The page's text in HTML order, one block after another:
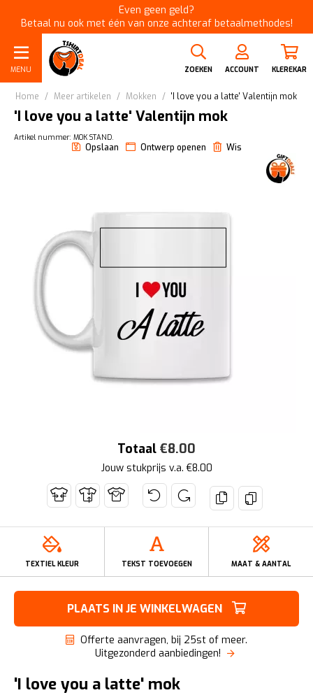
Even geen geld?
Betaal nu ook met één van onze achteraf betaalmethodes!
MENU ZOEKEN ACCOUNT KLEREKAR
Home / Meer artikelen / Mokken / 'I love you a latte' Valentijn mok
'I love you a latte' Valentijn mok
Artikel nummer: MOK STAND.
Opslaan Ontwerp openen Wis
Totaal €8.00
Jouw stukprijs v.a. €8.00
TEXTIEL KLEUR TEKST TOEVOEGEN MAAT & AANTAL
PLAATS IN JE WINKELWAGEN
Offerte aanvragen, bij 25st of meer.
Uitgezonderd aanbiedingen!
'I love you a latte' mok